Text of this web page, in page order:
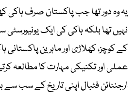
یہ وہ دور تھا جب پاکستان صرف ہاکی
نہیں تھا بلکہ ہاکی کی ایک یونیورسٹی
کے کوچز، کھلاڑی اور ماہرین
عملی اور تکنیکی مہارت کا مطالعہ
ارجنٹائن فٹبال اپنی تاریخ کے سب